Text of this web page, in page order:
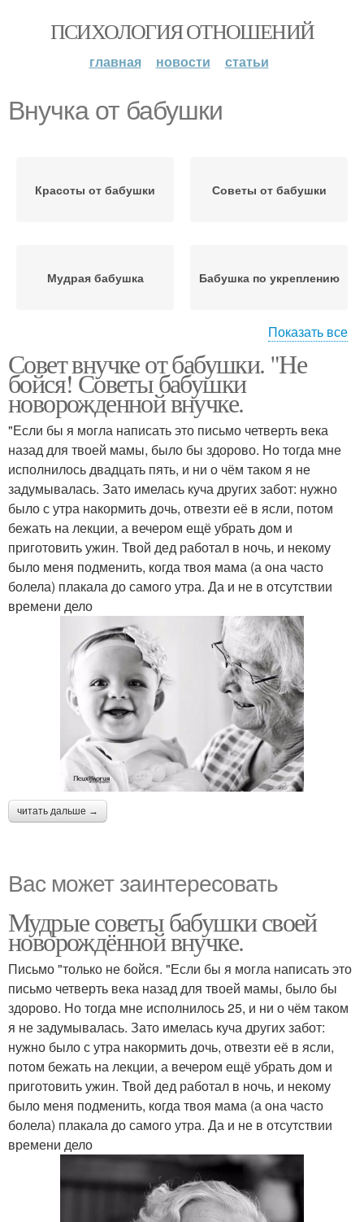
ПСИХОЛОГИЯ ОТНОШЕНИЙ
главная новости статьи
Внучка от бабушки
Красоты от бабушки Советы от бабушки
Мудрая бабушка Бабушка по укреплению
Письмо от бабушки
Показать все
Совет внучке от бабушки. "Не
бойся! Советы бабушки
новорожденной внучке.
"Если бы я могла написать это письмо четверть века
назад для твоей мамы, было бы здорово. Но тогда мне
исполнилось двадцать пять, и ни о чём таком я не
задумывалась. Зато имелась куча других забот: нужно
было с утра накормить дочь, отвезти её в ясли, потом
бежать на лекции, а вечером ещё убрать дом и
приготовить ужин. Твой дед работал в ночь, и некому
было меня подменить, когда твоя мама (а она часто
болела) плакала до самого утра. Да и не в отсутствии
времени дело
читать дальше →
Вас может заинтересовать
Мудрые советы бабушки своей
новорождённой внучке.
Письмо "только не бойся. "Если бы я могла написать это
письмо четверть века назад для твоей мамы, было бы
здорово. Но тогда мне исполнилось 25, и ни о чём таком
я не задумывалась. Зато имелась куча других забот:
нужно было с утра накормить дочь, отвезти её в ясли,
потом бежать на лекции, а вечером ещё убрать дом и
приготовить ужин. Твой дед работал в ночь, и некому
было меня подменить, когда твоя мама (а она часто
болела) плакала до самого утра. Да и не в отсутствии
времени дело